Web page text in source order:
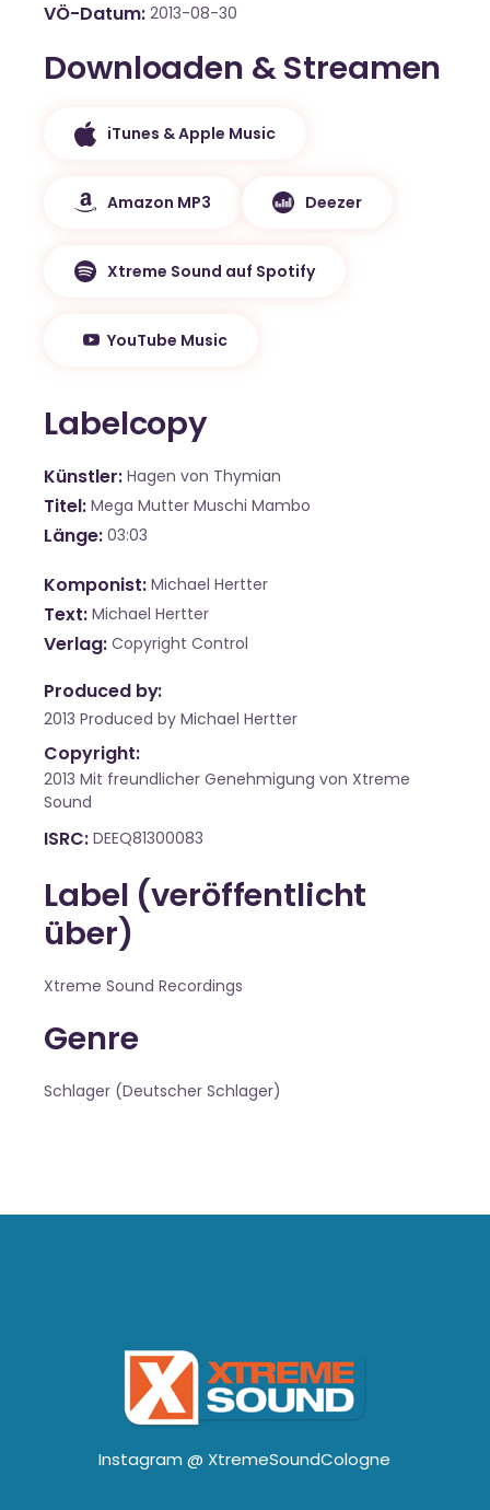
VÖ-Datum 2013-08-30
Downloaden & Streamen
iTunes & Apple Music
Amazon MP3 Deezer
Xtreme Sound auf Spotify
YouTube Music
Labelcopy
Künstler Hagen von Thymian
Titel Mega Mutter Muschi Mambo
Länge 03:03
Komponist Michael Hertter
Text Michael Hertter
Verlag Copyright Control
Produced by:
2013 Produced by Michael Hertter
Copyright:
2013 Mit freundlicher Genehmigung von Xtreme
Sound
ISRC DEEQ81300083
Label (veröffentlicht
über)
Xtreme Sound Recordings
Genre
Schlager (Deutscher Schlager)
Instagram @ XtremeSoundCologne